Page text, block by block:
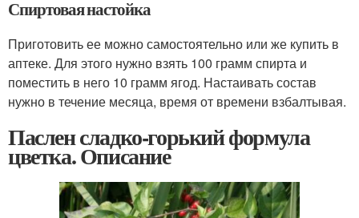
Спиртовая настойка
Приготовить ее можно самостоятельно или же купить в
аптеке. Для этого нужно взять 100 грамм спирта и
поместить в него 10 грамм ягод. Настаивать состав
нужно в течение месяца, время от времени взбалтывая.
Паслен сладко-горький формула
цветка. Описание